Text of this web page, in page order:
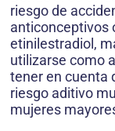
riesgo de
anticonceptivos
etinilestradiol,
utilizarse como
tener en cuenta
riesgo aditivo
mujeres